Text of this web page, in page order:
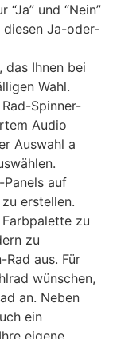
und “Nein”
Ja-oder-
das Ihnen bei
Wahl.
Spinner-
Audio
Auswahl a
Panels auf
zu erstellen.
zu
zu
aus. Für
wünschen,
an. Neben
ein
eigene